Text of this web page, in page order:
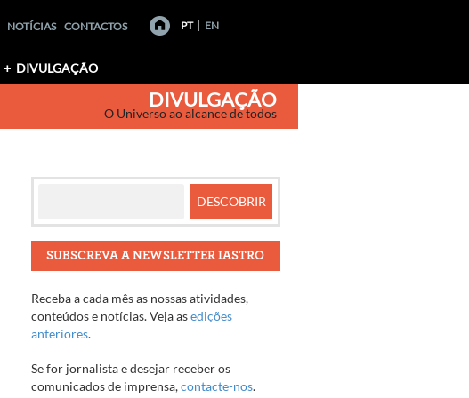
NOTÍCIAS CONTACTOS PT EN
DIVULGAÇÃO
DIVULGAÇÃO
O Universo ao alcance de todos
SUBSCREVA A NEWSLETTER IASTRO
Receba a cada mês as nossas atividades,
conteúdos e notícias. Veja asedições
anteriores.
Se for jornalista e desejar receber os
comunicados de imprensa,contacte-nos.